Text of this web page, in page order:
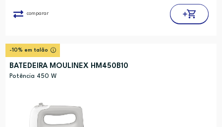
comparar
-10% em talão
BATEDEIRA MOULINEX HM450B10
Potência 450 W